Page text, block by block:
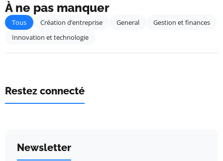
À ne pas manquer
Tous Création d’entreprise General
Gestion et finances
Innovation et technologie
Restez connecté
Newsletter